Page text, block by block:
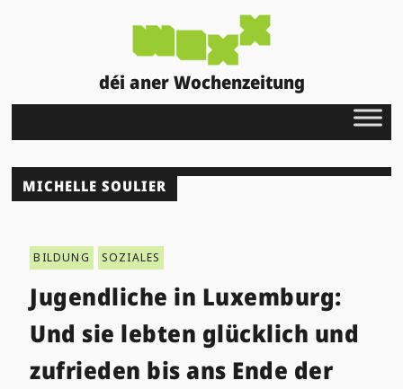
déi aner Wochenzeitung
MICHELLE SOULIER
BILDUNG SOZIALES
Jugendliche in Luxemburg:
Und sie lebten glücklich und
zufrieden bis ans Ende der